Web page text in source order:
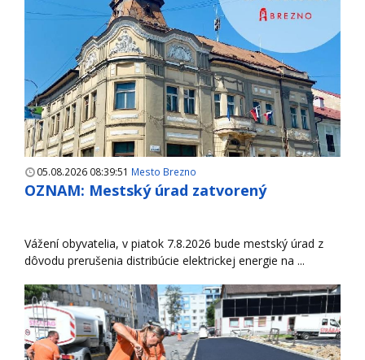
05.08.2026 08:39:51 Mesto Brezno
OZNAM: Mestský úrad zatvorený
Vážení obyvatelia, v piatok 7.8.2026 bude mestský úrad z
dôvodu prerušenia distribúcie elektrickej energie na ...